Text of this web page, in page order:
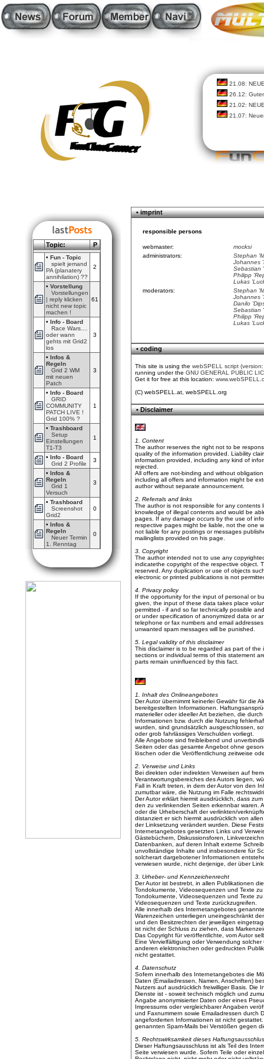
21.08:
26.12:
21.02:
21.07:
Topic: P
• Fun - Topic
spielt jemand
PA (planatery
annihilation) ??
2
• Vorstellung
Vorstellungen
| reply klicken
nicht new topic
machen !
61
• Info - Board
Race Wars....
oder wann
gehts mit Grid2
los
3
• Infos &
Regeln
Grid 2 WM
mit neuen
Patch
3
• Info - Board
GRID
COMMUNITY
PATCH LIVE !
Grid 100% ?
1
• Trashboard
Setup
Einstellungen
T1-T3
1
• Info - Board
Grid 2 Profile
3
• Infos &
Regeln
Grid 1
Versuch
3
• Trashboard
Screenshot
Grid2
0
• Infos &
Regeln
Neuer Termin
1. Renntag
0
• imprint
responsible persons
webmaster:
mocksi
administrators:
Stephan
Johannes
Sebastian
Philipp
Lukas
moderators:
Stephan
Johannes
Danilo
Sebastian
Philipp
Lukas
• coding
This site is using the webSPELL script
running under the GNU GENERAL PUBLIC
Get it for free at this location:
(C) webSPELL.at, webSPELL.org
• Disclaimer
1. Content
The author reserves the right not to be
quality of the information provided. Liability
information provided, including any kind of
rejected.
All offers are not-binding and without
including all offers and information might be
author without separate announcement.
2. Referrals and links
The author is not responsible for any contents
knowledge of illegal contents and would be
pages. If any damage occurs by the use of
respective pages might be liable, not the one
not liable for any postings or messages
mailinglists provided on his page.
3. Copyright
The author intended not to use any
indicatethe copyright of the respective object.
reserved. Any duplication or use of objects
electronic or printed publications is not
4. Privacy policy
If the opportunity for the input of personal or
given, the input of these data takes place
permitted - if and so far technically possible
or under specification of anonymized data or
telephone or fax numbers and email
unwanted spam messages will be punished.
5. Legal validity of this disclaimer
This disclaimer is to be regarded as part of
sections or individual terms of this statement
parts remain uninfluenced by this fact.
1. Inhalt des Onlineangebotes
Der Autor übernimmt keinerlei Gewähr für die
bereitgestellten Informationen.
materieller oder ideeller Art beziehen, die
Informationen bzw. durch die Nutzung
wurden, sind grundsätzlich ausgeschlossen,
oder grob fahrlässiges Verschulden vorliegt.
Alle Angebote sind freibleibend und
Seiten oder das gesamte Angebot ohne
löschen oder die Veröffentlichung zeitweise
2. Verweise und Links
Bei direkten oder indirekten Verweisen auf
Verantwortungsbereiches des Autors liegen,
Fall in Kraft treten, in dem der Autor von den
zumutbar wäre, die Nutzung im Falle
Der Autor erklärt hiermit ausdrücklich, dass
den zu verlinkenden Seiten erkennbar waren.
oder die Urheberschaft der verlinkten/
distanziert er sich hiermit ausdrücklich von
der Linksetzung verändert wurden. Diese
Internetangebotes gesetzten Links und
Gästebüchern, Diskussionsforen,
Datenbanken, auf deren Inhalt externe
unvollständige Inhalte und insbesondere für
solcherart dargebotener Informationen
verwiesen wurde, nicht derjenige, der über
3. Urheber- und Kennzeichenrecht
Der Autor ist bestrebt, in allen Publikationen
Tondokumente, Videosequenzen und Texte
Tondokumente, Videosequenzen und Texte
Videosequenzen und Texte zurückzugreifen.
Alle innerhalb des Internetangebotes
Warenzeichen unterliegen uneingeschränkt
und den Besitzrechten der jeweiligen
ist nicht der Schluss zu ziehen, dass
Das Copyright für veröffentlichte, vom Autor
Eine Vervielfältigung oder Verwendung
anderen elektronischen oder gedruckten
nicht gestattet.
4. Datenschutz
Sofern innerhalb des Internetangebotes die
Daten (Emailadressen, Namen, Anschriften)
Nutzers auf ausdrücklich freiwilliger Basis.
Dienste ist - soweit technisch möglich und
Angabe anonymisierter Daten oder eines
Impressums oder vergleichbarer Angaben
und Faxnummern sowie Emailadressen durch
angeforderten Informationen ist nicht
genannten Spam-Mails bei Verstößen gegen
5. Rechtswirksamkeit dieses
Dieser Haftungsausschluss ist als Teil des
Seite verwiesen wurde. Sofern Teile oder